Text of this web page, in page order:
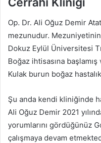
Op. Dr. Ali Oğuz Demir
mezunudur. Mezuniyetinin
Dokuz Eylül Üniversitesi
Boğaz ihtisasına
Kulak burun boğaz
Şu anda kendi kliniğinde
Ali Oğuz Demir 2021
yorumlarını gördüğünüz
çalışmaya devam